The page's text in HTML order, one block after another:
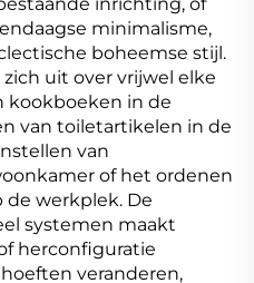
inrichting, of
minimalisme,
boheemse stijl.
uit over vrijwel elke
kookboeken in de
van toiletartikelen in de
van
of het ordenen
werkplek. De
systemen maakt
herconfiguratie
veranderen,